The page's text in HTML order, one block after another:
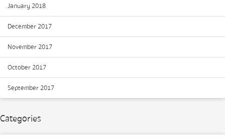
January 2018
December 2017
November 2017
October 2017
September 2017
Categories